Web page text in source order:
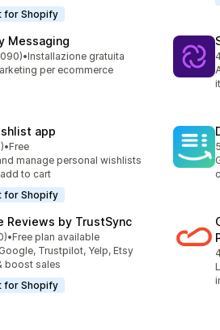
for Shopify
Messaging
su 5
totali
•Installazione gratuita
per ecommerce
app
su 5
totali
•Free
manage personal wishlists
to cart
for Shopify
Reviews by TrustSync
su 5
totali
•Free plan available
Trustpilot, Yelp, Etsy
boost sales
for Shopify